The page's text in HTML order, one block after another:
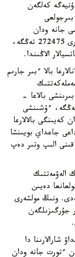
كەلگەن
ءبىرجولعى
جانە ودان
كەيىنگى بالالار تۋعان جاعدايدا تولەم مولشەرى 272475 تەڭگە،
الاڭىندا.
بالا ءبىر جارىم
بالاعا -
تەڭگە، ەكىنشى بالاعا — 29454 تەڭگە، ءۇشىنشى
ودان كەيىنگى بالالارعا
-جىلعى 1- تامىزداعى جاعداي بويىنشا
جاردەماقىنى الىپ وتىر دەپ
الەۋمەتتىك
دەيىن
ونىڭ مولشەرى
جۇرگىزىلگەن
شارالارىنا دا
ءتورت جانە ودان